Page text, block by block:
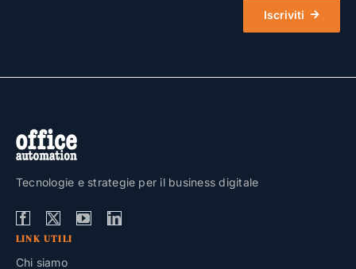
Iscriviti
Tecnologie e strategie per il business digitale
LINK UTILI
Chi siamo